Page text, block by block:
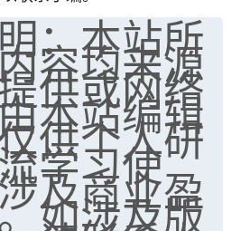
：本站所
容均来源
供或网络
本站编辑
供个人研
学习使
及商业盈
如涉及版
对这些很感兴趣
15